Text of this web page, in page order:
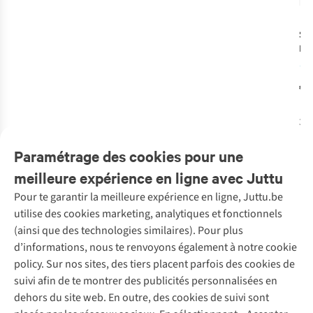
3
Paramétrage des cookies pour une
meilleure expérience en ligne avec Juttu
Pour te garantir la meilleure expérience en ligne, Juttu.be
utilise des cookies marketing, analytiques et fonctionnels
(ainsi que des technologies similaires). Pour plus
d’informations, nous te renvoyons également à notre cookie
policy. Sur nos sites, des tiers placent parfois des cookies de
suivi afin de te montrer des publicités personnalisées en
dehors du site web. En outre, des cookies de suivi sont
Service client
Questions fréquentes
Commander
Payer
10 % réduction étudiants
Klarna : post-paiement
Nos services
Vintage - ReJUsed
Atelier de couture
Juttu